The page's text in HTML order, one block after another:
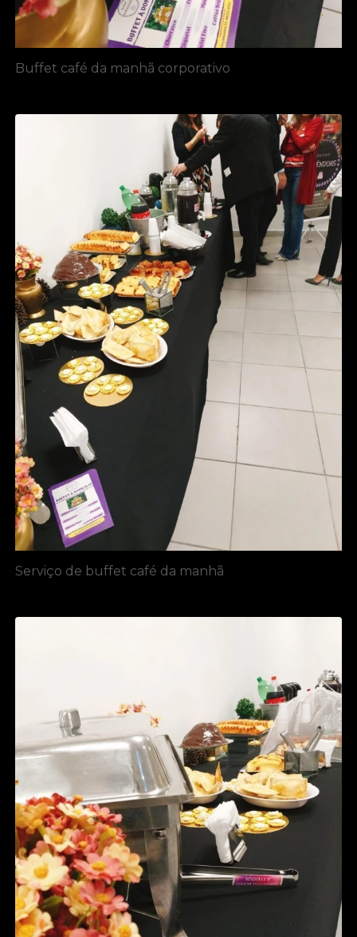
Buffet café da manhã corporativo
Serviço de buffet café da manhã